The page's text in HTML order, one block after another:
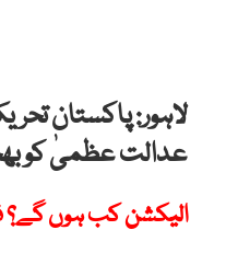
لاہور: پاکستان
عدالت عظمیٰ کو
الیکشن کب ہوں